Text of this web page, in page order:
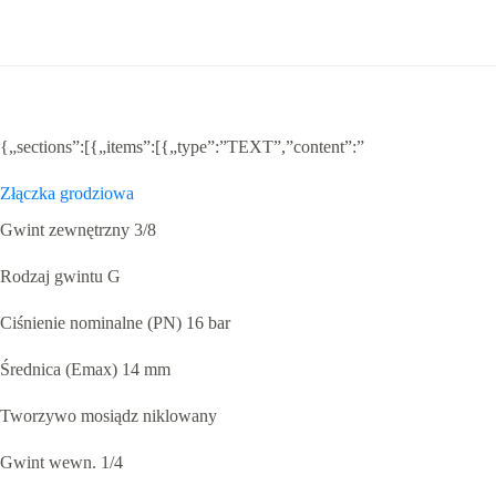
{„sections”:[{„items”:[{„type”:”TEXT”,”content”:”
Złączka grodziowa
Gwint zewnętrzny 3/8
Rodzaj gwintu G
Ciśnienie nominalne (PN) 16 bar
Średnica (Emax) 14 mm
Tworzywo mosiądz niklowany
Gwint wewn. 1/4